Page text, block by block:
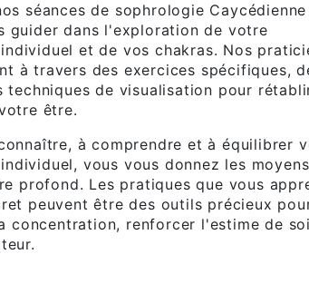
séances de sophrologie
guider dans l'exploration de votre
et de vos chakras. Nos
à travers des exercices spécifiques,
techniques de visualisation pour
être.
à comprendre et à équilibrer
vous vous donnez les
profond. Les pratiques que vous
peuvent être des outils précieux
concentration, renforcer l'estime de